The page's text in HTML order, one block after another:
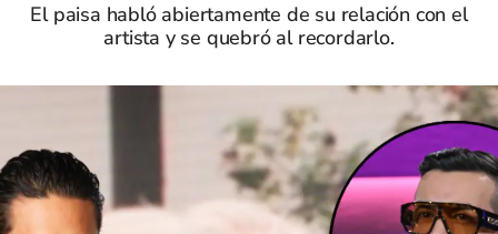
El paisa habló abiertamente de su relación con el
artista y se quebró al recordarlo.